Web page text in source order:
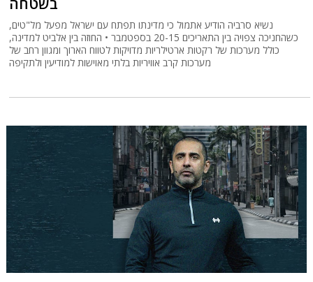
נשיא סרביה הודיע אתמול כי מדינתו תפתח עם ישראל מפעל מל"טים,
כשהחניכה צפויה בין התאריכים 20-15 בספטמבר • החוזה בין אלביט למדינה,
כולל מערכות של רקטות ארטילריות מדויקות לטווח הארוך ומגוון רחב של
מערכות קרב אוויריות בלתי מאוישות למודיעין ולתקיפה